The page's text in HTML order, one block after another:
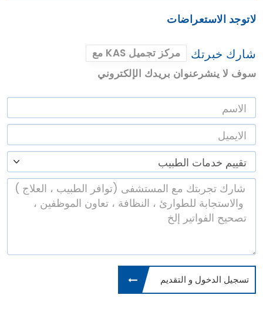
لاتوجد الاستعراضات
شارك خبرتك
مع KAS مركز تجميل
سوف لا ينشرعنوان بريدك الإلكتروني
تسجيل الدخول و التقديم